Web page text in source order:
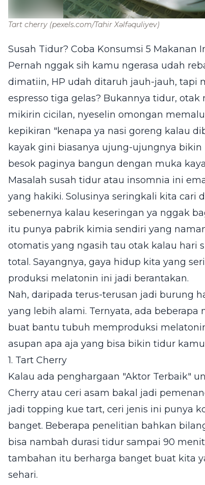
Tart cherry (pexels.com/Tahir Xəlfəquliyev)
Susah Tidur? Coba Konsumsi 5
Pernah nggak sih kamu ngerasa udah
dimatiin, HP udah ditaruh jauh-jauh, tapi
espresso tiga gelas? Bukannya tidur,
mikirin cicilan, nyeselin omongan
kepikiran "kenapa ya nasi goreng kalau
kayak gini biasanya ujung-ujungnya bikin
besok paginya bangun dengan muka
Masalah susah tidur atau insomnia ini
yang hakiki. Solusinya seringkali kita cari
sebenernya kalau keseringan ya nggak
itu punya pabrik kimia sendiri yang
otomatis yang ngasih tau otak kalau hari
total. Sayangnya, gaya hidup kita yang
produksi melatonin ini jadi berantakan.
Nah, daripada terus-terusan jadi burung
yang lebih alami. Ternyata, ada
buat bantu tubuh memproduksi
asupan apa aja yang bisa bikin tidur
1. Tart Cherry
Kalau ada penghargaan "Aktor Terbaik"
Cherry atau ceri asam bakal jadi
jadi topping kue tart, ceri jenis ini punya
banget. Beberapa penelitian bahkan
bisa nambah durasi tidur sampai 90
tambahan itu berharga banget buat kita
sehari.